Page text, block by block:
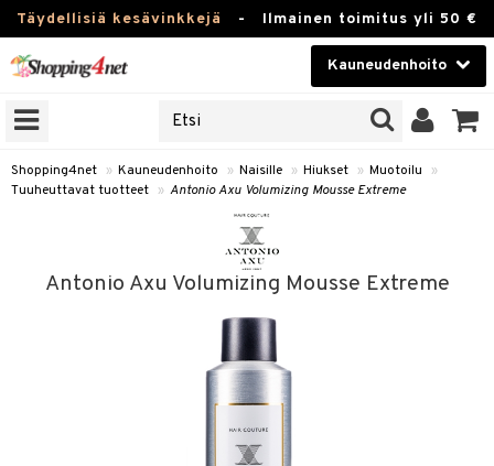
Täydellisiä kesävinkkejä - Ilmainen toimitus yli 50 €
Kauneudenhoito
Kauneudenhoito
Piilolinssit
Fitness
Shopping4net » Kauneudenhoito » Naisille » Hiukset » Muotoilu
»
Tuuheuttavat tuotteet » Antonio Axu Volumizing Mousse Extreme
Antonio Axu Volumizing Mousse Extreme